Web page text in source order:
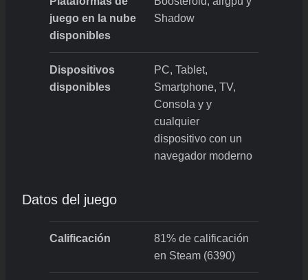
juego en la nube
disponibles
Shadow
Dispositivos
disponibles
PC, Tablet,
Smartphone, TV,
Consola y y
cualquier
dispositivo con un
navegador moderno
Datos del juego
Calificación
81% de calificación
en Steam (6390)